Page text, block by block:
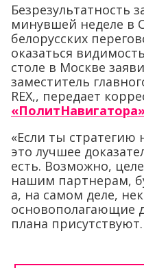
Безрезультатность
минувшей неделе в
белорусских
оказаться
столе в Москве
заместитель
REX,, передает
«Если ты
это лучшее
есть. Возможно,
нашим партнерам,
а, на самом деле,
основополагающие
плана